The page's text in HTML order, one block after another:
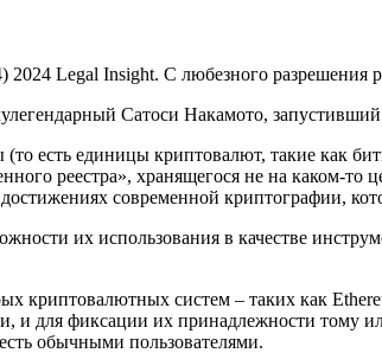
Legal Insight. С любезного
Сатоси Накамото,
есть единицы криптовалют, такие как
реестра», хранящегося не на каком-то
современной криптографии,
их использования в качестве
криптовалютных систем – таких как
и для фиксации их принадлежности тому
обычными пользователями.